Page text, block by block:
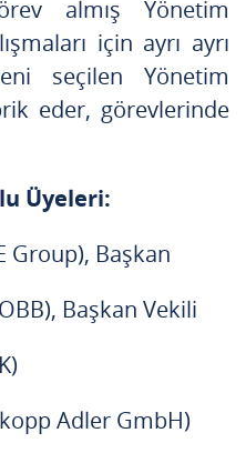
almış Yönetim
için ayrı ayrı
seçilen Yönetim
eder, görevlerinde
Üyeleri:
Group), Başkan
Başkan Vekili
Adler GmbH)